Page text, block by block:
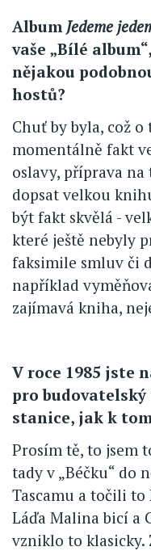
Album Jedeme
vaše „Bílé
nějakou
hostů?
Chuť by byla, což
momentálně fakt
oslavy, příprava
dopsat velkou
být fakt skvělá -
které ještě nebyly
faksimile smluv či
například
zajímavá kniha,
V roce 1985 jste
pro
stanice, jak k
Prosím tě, to jsem
tady v „Béčku“ do
Tascamu a točili to
Láďa Malina bicí a
vzniklo to